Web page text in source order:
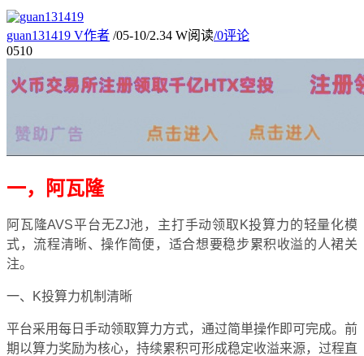
guan131419 V作者 /05-10/2.34 W阅读/0评论
0510
一，阿瓦隆
阿瓦隆AVS平台无ZJ池，主打手动领取K投算力的轻量化模
式，流程清晰、操作简便，适合想要稳步累积收溢的人裙关
注。
一、K投算力机制清晰
平台采用每日手动领取算力方式，通过简単操作即可完成。前
期以算力奖励为核心，持续累积可形成稳定收溢来源，过程直